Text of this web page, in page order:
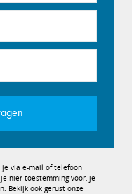
via e-mail of telefoon
hier toestemming voor, je
Bekijk ook gerust onze